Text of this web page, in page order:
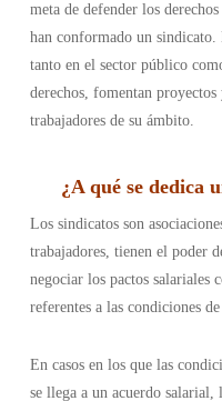
meta de defender los
han conformado un sindicato.
tanto en el sector público
derechos, fomentan
trabajadores de su ámbito.
¿A qué se dedica
Los sindicatos son
trabajadores, tienen el poder
negociar los pactos salariales
referentes a las condiciones
En casos en los que las
se llega a un acuerdo salarial,